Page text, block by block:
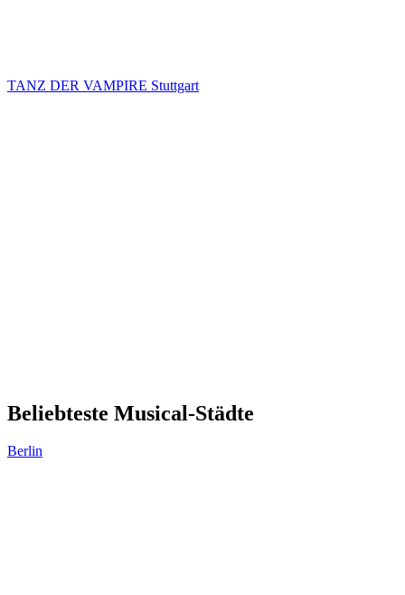
TANZ DER VAMPIRE Stuttgart
Beliebteste Musical-Städte
Berlin